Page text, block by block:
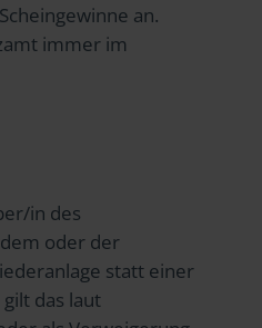
an.
immer im
in des
oder der
statt einer
das laut